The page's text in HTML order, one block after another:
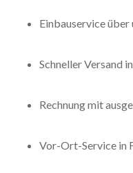
Einbauservice
Schneller Versand
Rechnung mit
Vor-Ort-Service in